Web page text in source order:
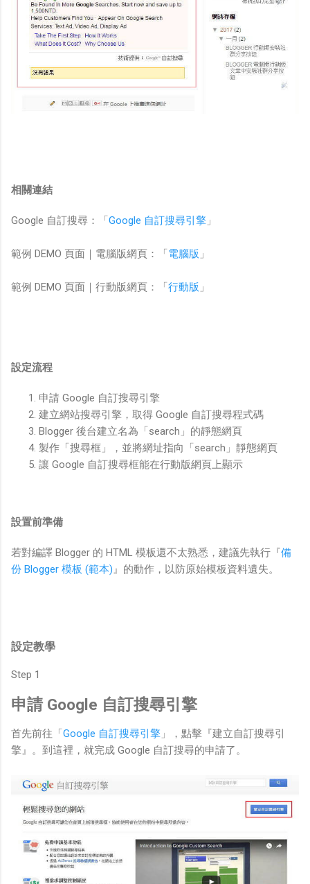
相關連結
Google 自訂搜尋：「 Google 自訂搜尋引擎 」
範例 DEMO 頁面｜電腦版網頁：「 電腦版 」
範例 DEMO 頁面｜行動版網頁：「 行動版 」
設定流程
申請 Google 自訂搜尋引擎
建立網站搜尋引擎，取得 Google 自訂搜尋程式碼
Blogger 後台建立名為「search」的靜態網頁
製作「搜尋框」，並將網址指向「search」靜態網頁
讓 Google 自訂搜尋框能在行動版網頁上顯示
設置前準備
若對編譯 Blogger 的 HTML 模板還不太熟悉，建議先執行『備
份 Blogger 模板 (範本)』的動作，以防原始模板資料遺失。
設定教學
Step 1
申請 Google 自訂搜尋引擎
首先前往「 Google 自訂搜尋引擎 」，點擊『建立自訂搜尋引
擎』。到這裡，就完成 Google 自訂搜尋的申請了。